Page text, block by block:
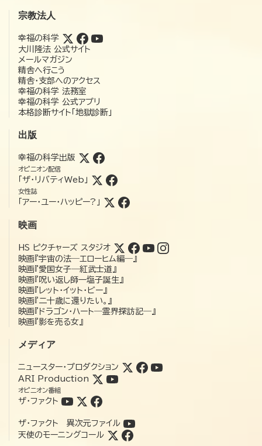
宗教法人
幸福の科学
大川隆法 公式サイト
メールマガジン
精舎へ行こう
精舎・支部へのアクセス
幸福の科学 法務室
幸福の科学 公式アプリ
本格診断サイト「地獄診断」
出版
幸福の科学出版
オピニオン配信
「ザ・リバティWeb」
女性誌
「アー・ユー・ハッピー?」
映画
HS ピクチャーズ スタジオ
映画『宇宙の法―エローヒム編―』
映画『愛国女子―紅武士道』
映画『呪い返し師—塩子誕生』
映画『レット・イット・ビー』
映画『二十歳に還りたい。』
映画『ドラゴン・ハート―霊界探訪記―』
映画『影を売る女』
メディア
ニュースター・プロダクション
ARI Production
オピニオン番組
ザ・ファクト
ザ・ファクト 異次元ファイル
天使のモーニングコール